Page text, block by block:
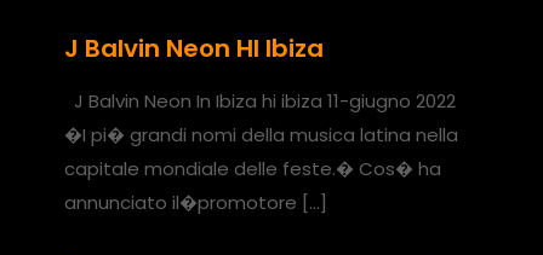
J Balvin Neon HI Ibiza
J Balvin Neon In Ibiza hi ibiza 11-giugno 2022
�I pi� grandi nomi della musica latina nella
capitale mondiale delle feste.� Cos� ha
annunciato il�promotore […]